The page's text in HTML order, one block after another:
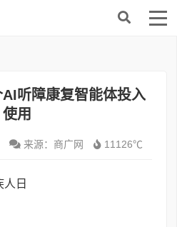
听障康复智能体投入
使用
来源：商广网 11126℃
日